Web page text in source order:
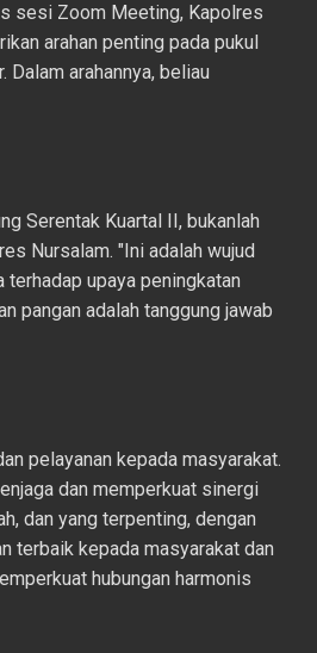
sesi Zoom Meeting, Kapolres
arahan penting pada pukul
arahannya, beliau
Serentak Kuartal II, bukanlah
Nursalam. "Ini adalah wujud
upaya peningkatan
pangan adalah tanggung jawab
pelayanan kepada masyarakat.
dan memperkuat sinergi
dan yang terpenting, dengan
terbaik kepada masyarakat dan
hubungan harmonis